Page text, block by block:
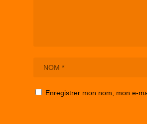
Enregistrer mon nom, mon e-